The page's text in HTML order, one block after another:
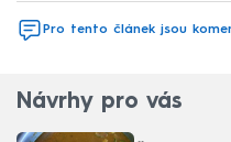
Pro tento článek jsou
Návrhy pro vás